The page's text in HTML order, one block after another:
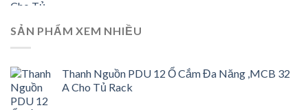
SẢN PHẨM XEM NHIỀU
Thanh Nguồn PDU 12 Ổ Cắm Đa Năng ,MCB 32
A Cho Tủ Rack